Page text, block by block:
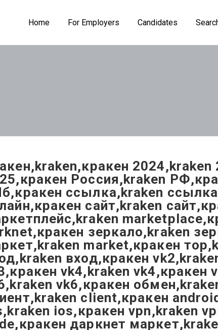
Home For Employers Candidates
Россия,kraken
ссылка,kraken
сайт,kraken
зеркало,kraken
market,кракен
вход,кракен
vk4,kraken vk4,кракен
vk6,кракен
client,кракен
ios,кракен vpn,kraken
даркнет